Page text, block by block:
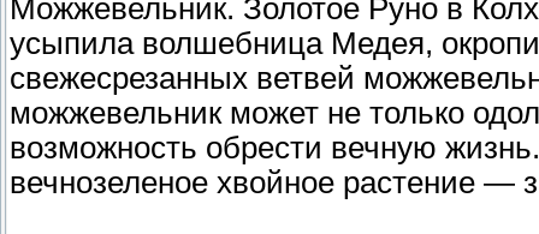
Можжевельник. Золотое Руно в
усыпила волшебница Медея,
свежесрезанных ветвей
можжевельник может не только
возможность обрести вечную
вечнозеленое хвойное растение —